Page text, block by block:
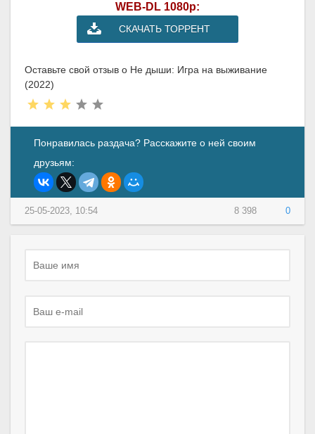
WEB-DL 1080p:
СКАЧАТЬ ТОРРЕНТ
Оставьте свой отзыв о Не дыши: Игра на выживание
(2022)
Понравилась раздача? Расскажите о ней своим
друзьям:
8 398 0
25-05-2023, 10:54